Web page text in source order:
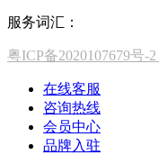
服务词汇：
粤ICP备2020107679号-2
在线客服
咨询热线
会员中心
品牌入驻